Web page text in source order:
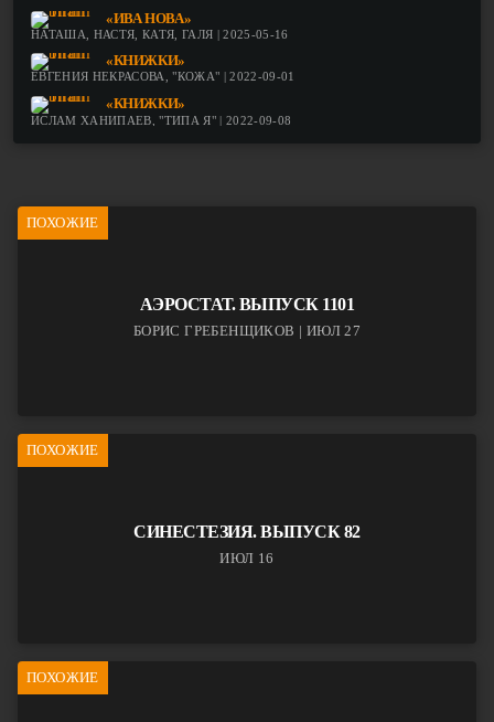
«ИВА НОВА»
НАТАША, НАСТЯ, КАТЯ, ГАЛЯ | 2025-05-16
«КНИЖКИ»
ЕВГЕНИЯ НЕКРАСОВА, "КОЖА" | 2022-09-01
«КНИЖКИ»
ИСЛАМ ХАНИПАЕВ, "ТИПА Я" | 2022-09-08
ПОХОЖИЕ
АЭРОСТАТ. ВЫПУСК 1101
БОРИС ГРЕБЕНЩИКОВ | ИЮЛ 27
ПОХОЖИЕ
СИНЕСТЕЗИЯ. ВЫПУСК 82
ИЮЛ 16
ПОХОЖИЕ